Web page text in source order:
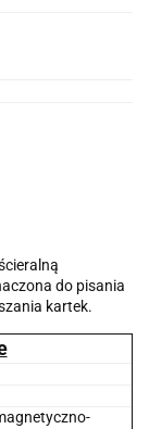
do pisania
kartek.